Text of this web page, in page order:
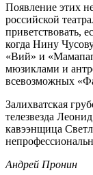
Появление этих
российской
приветствовать,
когда Нину
«Вий» и
мюзиклами и
всевозможных
Залихватская
телезвезда
кавээнщица
Андрей Пронин